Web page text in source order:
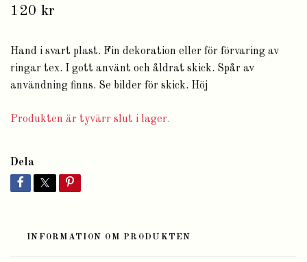
120 kr
Hand i svart plast. Fin dekoration eller för förvaring av
ringar tex. I gott använt och åldrat skick. Spår av
användning finns. Se bilder för skick. Höj
Produkten är tyvärr slut i lager.
Dela
INFORMATION OM PRODUKTEN